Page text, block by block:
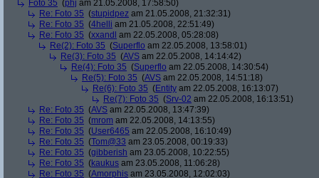
Foto 35 (phj am 21.05.2008, 17:58:50)
Re: Foto 35 (stupidpez am 21.05.2008, 21:32:31)
Re: Foto 35 (4helli am 21.05.2008, 22:51:49)
Re: Foto 35 (xxandl am 22.05.2008, 05:28:08)
Re(2): Foto 35 (Superflo am 22.05.2008, 13:58:01)
Re(3): Foto 35 (AVS am 22.05.2008, 14:14:42)
Re(4): Foto 35 (Superflo am 22.05.2008, 14:30:54)
Re(5): Foto 35 (AVS am 22.05.2008, 14:51:18)
Re(6): Foto 35 (Entity am 22.05.2008, 16:13:07)
Re(7): Foto 35 (Srv-02 am 22.05.2008, 16:13:51)
Re: Foto 35 (AVS am 22.05.2008, 13:47:39)
Re: Foto 35 (mrom am 22.05.2008, 14:13:55)
Re: Foto 35 (User6465 am 22.05.2008, 16:10:49)
Re: Foto 35 (Tom@33 am 23.05.2008, 00:19:33)
Re: Foto 35 (gibberish am 23.05.2008, 10:22:55)
Re: Foto 35 (kaukus am 23.05.2008, 11:06:28)
Re: Foto 35 (Amorphis am 23.05.2008, 12:02:03)